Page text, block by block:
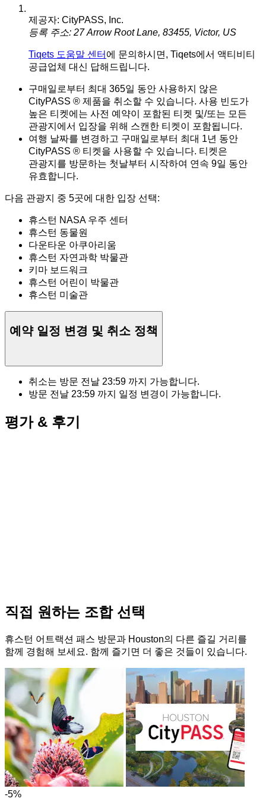
제공자: CityPASS, Inc.
등록 주소: 27 Arrow Root Lane, 83455, Victor, US
Tiqets 도움말 센터 에 문의하시면, Tiqets에서 액티비티
공급업체 대신 답해드립니다.
구매일로부터 최대 365일 동안 사용하지 않은
CityPASS ® 제품을 취소할 수 있습니다. 사용 빈도가
높은 티켓에는 사전 예약이 포함된 티켓 및/또는 모든
관광지에서 입장을 위해 스캔한 티켓이 포함됩니다.
여행 날짜를 변경하고 구매일로부터 최대 1년 동안
CityPASS ® 티켓을 사용할 수 있습니다. 티켓은
관광지를 방문하는 첫날부터 시작하여 연속 9일 동안
유효합니다.
다음 관광지 중 5곳에 대한 입장 선택:
휴스턴 NASA 우주 센터
휴스턴 동물원
다운타운 아쿠아리움
휴스턴 자연과학 박물관
키마 보드워크
휴스턴 어린이 박물관
휴스턴 미술관
예약 일정 변경 및 취소 정책
취소는 방문 전날 23:59 까지 가능합니다.
방문 전날 23:59 까지 일정 변경이 가능합니다.
평가 & 후기
직접 원하는 조합 선택
휴스턴 어트랙션 패스 방문과 Houston의 다른 즐길 거리를
함께 경험해 보세요. 함께 즐기면 더 좋은 것들이 있습니다.
-5%